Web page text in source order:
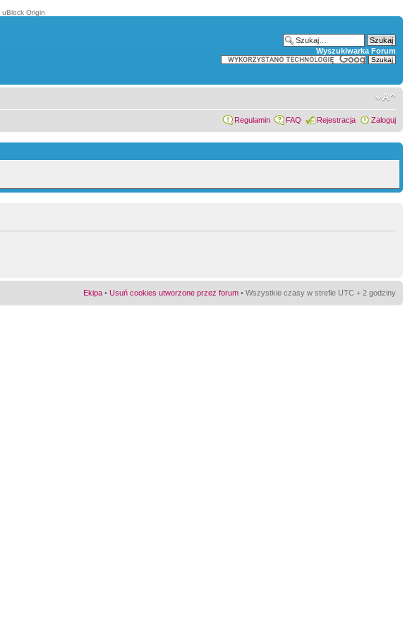
uBlock Origin
Wyszukiwarka Forum
Regulamin FAQ Rejestracja Zaloguj
Ekipa • Usuń cookies utworzone przez forum • Wszystkie czasy w strefie UTC + 2 godziny